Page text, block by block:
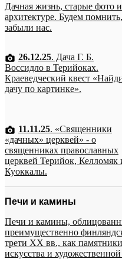
Дачная жизнь, старые фото
архитектуре. Будем
забыли нас.
26.12.25. Дача Г. Б.
Воссидло в Терийоках.
Краеведческий квест
дачу по картинке».
11.11.25. «Священники
«дачных» церквей» - о
священниках православных
церквей Терийок, Келломяк
Куоккалы.
Печи и камины
Печи и камины,
преимущественно
трети XX вв., как
искусства и